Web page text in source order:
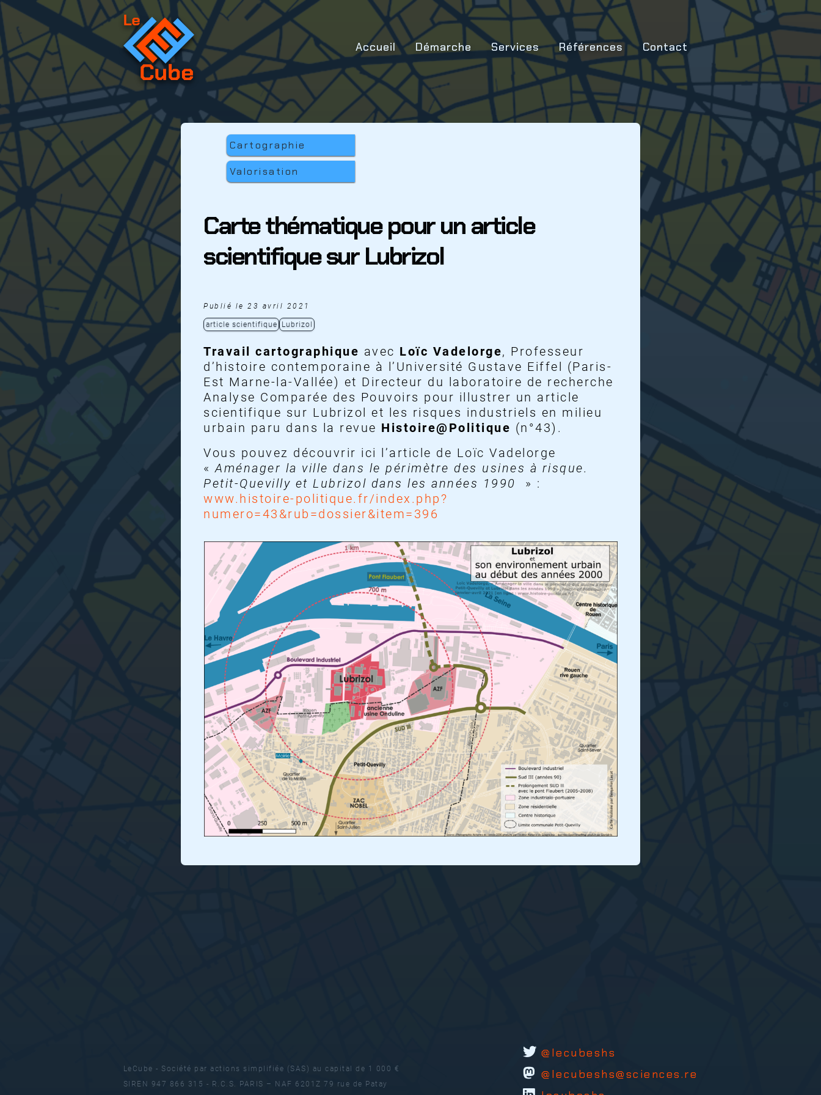
Accueil Démarche Services Références Contact
Cartographie
Valorisation
Carte thématique pour un article
scientifique sur Lubrizol
Publié le 23 avril 2021
article scientifique Lubrizol
Travail cartographique avec Loïc Vadelorge, Professeur
d’histoire contemporaine à l’Université Gustave Eiffel (Paris-
Est Marne-la-Vallée) et Directeur du laboratoire de recherche
Analyse Comparée des Pouvoirs pour illustrer un article
scientifique sur Lubrizol et les risques industriels en milieu
urbain paru dans la revue Histoire@Politique (n°43).
Vous pouvez découvrir ici l’article de Loïc Vadelorge
«Aménager la ville dans le périmètre des usines à risque.
Petit-Quevilly et Lubrizol dans les années 1990
» :
www.histoire-politique.fr/index.php?
numero=43&rub=dossier&item=396
LeCube - Société par actions simplifiée (SAS) au capital de 1 000 €
SIREN 947 866 315 - R.C.S. PARIS – NAF 6201Z 79 rue de Patay
@lecubeshs
@lecubeshs@sciences.re